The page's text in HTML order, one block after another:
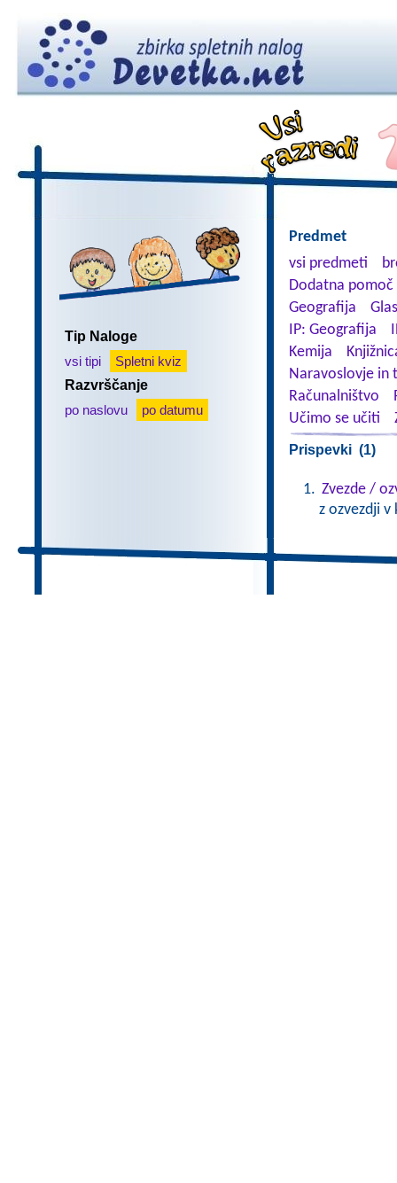
Tip Naloge
vsi tipi
Spletni kviz
Razvrščanje
po naslovu
po datumu
Predmet
vsi predmeti
Dodatna
Geografija
IP: Geografija
Kemija
Naravoslovje in
Računalništvo
Učimo se učiti
Prispevki (1)
Zvezde /
z ozvezdji